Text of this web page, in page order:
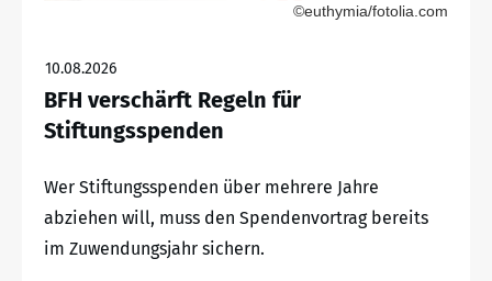
©euthymia/fotolia.com
10.08.2026
BFH verschärft Regeln für
Stiftungsspenden
Wer Stiftungsspenden über mehrere Jahre
abziehen will, muss den Spendenvortrag bereits
im Zuwendungsjahr sichern.